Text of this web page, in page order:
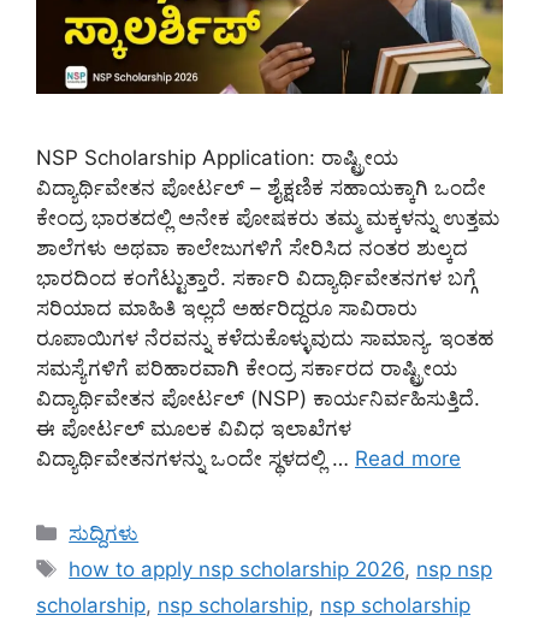
NSP Scholarship Application: ರಾಷ್ಟ್ರೀಯ
ವಿದ್ಯಾರ್ಥಿವೇತನ ಪೋರ್ಟಲ್ – ಶೈಕ್ಷಣಿಕ ಸಹಾಯಕ್ಕಾಗಿ ಒಂದೇ
ಕೇಂದ್ರ ಭಾರತದಲ್ಲಿ ಅನೇಕ ಪೋಷಕರು ತಮ್ಮ ಮಕ್ಕಳನ್ನು ಉತ್ತಮ
ಶಾಲೆಗಳು ಅಥವಾ ಕಾಲೇಜುಗಳಿಗೆ ಸೇರಿಸಿದ ನಂತರ ಶುಲ್ಕದ
ಭಾರದಿಂದ ಕಂಗೆಟ್ಟುತ್ತಾರೆ. ಸರ್ಕಾರಿ ವಿದ್ಯಾರ್ಥಿವೇತನಗಳ ಬಗ್ಗೆ
ಸರಿಯಾದ ಮಾಹಿತಿ ಇಲ್ಲದೆ ಅರ್ಹರಿದ್ದರೂ ಸಾವಿರಾರು
ರೂಪಾಯಿಗಳ ನೆರವನ್ನು ಕಳೆದುಕೊಳ್ಳುವುದು ಸಾಮಾನ್ಯ. ಇಂತಹ
ಸಮಸ್ಯೆಗಳಿಗೆ ಪರಿಹಾರವಾಗಿ ಕೇಂದ್ರ ಸರ್ಕಾರದ ರಾಷ್ಟ್ರೀಯ
ವಿದ್ಯಾರ್ಥಿವೇತನ ಪೋರ್ಟಲ್ (NSP) ಕಾರ್ಯನಿರ್ವಹಿಸುತ್ತಿದೆ.
ಈ ಪೋರ್ಟಲ್ ಮೂಲಕ ವಿವಿಧ ಇಲಾಖೆಗಳ
ವಿದ್ಯಾರ್ಥಿವೇತನಗಳನ್ನು ಒಂದೇ ಸ್ಥಳದಲ್ಲಿ … Read more
Categories
ಸುದ್ದಿಗಳು
Tags
how to apply nsp scholarship 2026, nsp nsp
scholarship, nsp scholarship, nsp scholarship